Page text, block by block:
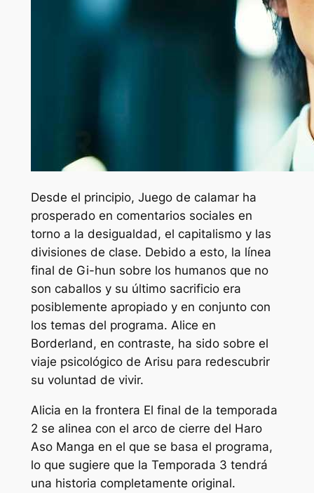
Desde el principio, Juego de calamarha
prosperado en comentarios sociales en
torno a la desigualdad, el capitalismo y las
divisiones de clase. Debido a esto, la línea
final de Gi-hun sobre los humanos que no
son caballos y su último sacrificio era
posiblemente apropiado y en conjunto con
los temas del programa. Alice en
Borderland, en contraste, ha sido sobre el
viaje psicológico de Arisu para redescubrir
su voluntad de vivir.
Alicia en la frontera El final de la temporada
2 se alinea con el arco de cierre del Haro
Aso Manga en el que se basa el programa,
lo que sugiere que la Temporada 3 tendrá
una historia completamente original.